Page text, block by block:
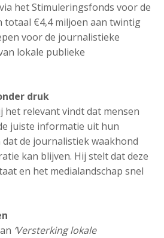
het Stimuleringsfonds voor de
totaal €4,4 miljoen aan twintig
voor de journalistieke
lokale publieke
druk
het relevant vindt dat mensen
juiste informatie uit hun
de journalistiek waakhond
kan blijven. Hij stelt dat deze
en het medialandschap snel
‘Versterking lokale